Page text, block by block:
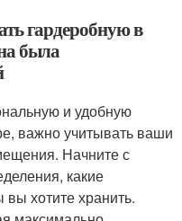
гардеробную в
была
и удобную
важно учитывать ваши
Начните с
какие
хотите хранить.